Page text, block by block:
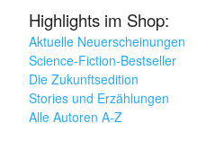
Highlights im Shop:
Aktuelle Neuerscheinungen
Science-Fiction-Bestseller
Die Zukunftsedition
Stories und Erzählungen
Alle Autoren A-Z